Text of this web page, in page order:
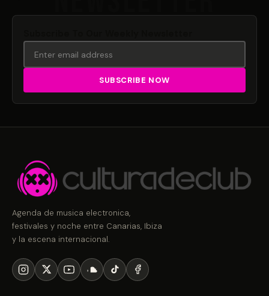
Agenda de musica electronica,
festivales y noche entre Canarias, Ibiza
y la escena internacional.